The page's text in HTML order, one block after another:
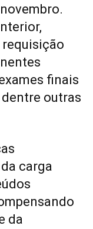
requisição
finais
outras
carga
da